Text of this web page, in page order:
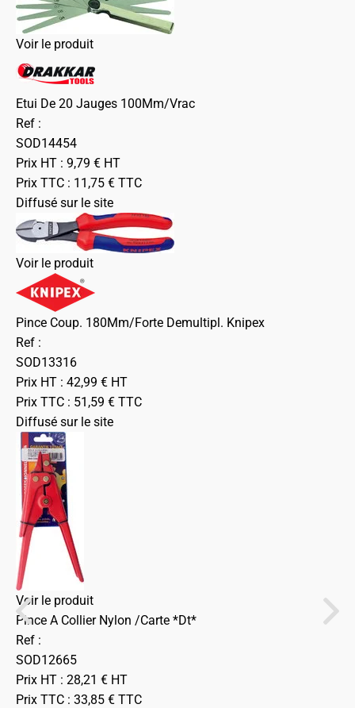
Voir le produit
Etui De 20 Jauges 100Mm/Vrac
Ref :
SOD14454
Prix HT : 9,79 € HT
Prix TTC : 11,75 € TTC
Diffusé sur le site
Voir le produit
Pince Coup. 180Mm/Forte Demultipl. Knipex
Ref :
SOD13316
Prix HT : 42,99 € HT
Prix TTC : 51,59 € TTC
Diffusé sur le site
Voir le produit
Pince A Collier Nylon /Carte *Dt*
Ref :
SOD12665
Prix HT : 28,21 € HT
Prix TTC : 33,85 € TTC